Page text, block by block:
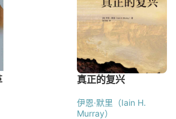
伊恩·默里（Iain H.
Murray）